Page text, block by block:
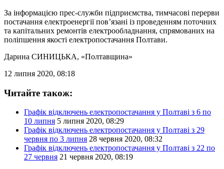
За інформацією прес-служби підприємства, тимчасові перерви
постачання електроенергії пов’язані із проведенням поточних
та капітальних ремонтів електрообладнання, спрямованих на
поліпшення якості електропостачання Полтави.
Дарина СИНИЦЬКА, «Полтавщина»
12 липня 2020, 08:18
Читайте також:
Графік відключень електропостачання у Полтаві з 6 по
10 липня 5 липня 2020, 08:29
Графік відключень електропостачання у Полтаві з 29
червня по 3 липня 28 червня 2020, 08:32
Графік відключень електропостачання у Полтаві з 22 по
27 червня 21 червня 2020, 08:19